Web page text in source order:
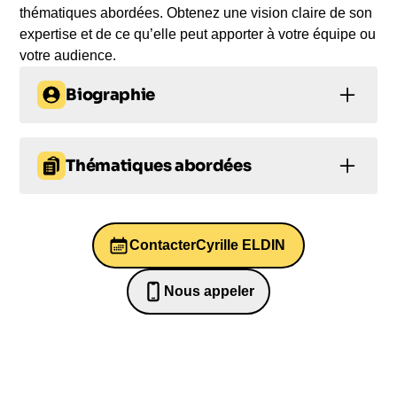
thématiques abordées. Obtenez une vision claire de son
expertise et de ce qu’elle peut apporter à votre équipe ou
votre audience.
Biographie
Eldin chez Canal+, du chroniqueur dans La
Matinale à l'animateur du Petit Journal. Comédien
téléfilms et pièces de théâtre. Ne manquez pas la
chance d'entendre ses anecdotes hilarantes et ses
échanges impertinents avec les politiques lors de
sa conférence captivante. Réservez dès
maintenant Cyrille Eldin pour une expérience
Thématiques abordées
Engagement au travail
Engagement au travail
ContacterCyrille ELDIN
Nous appeler
0652698481